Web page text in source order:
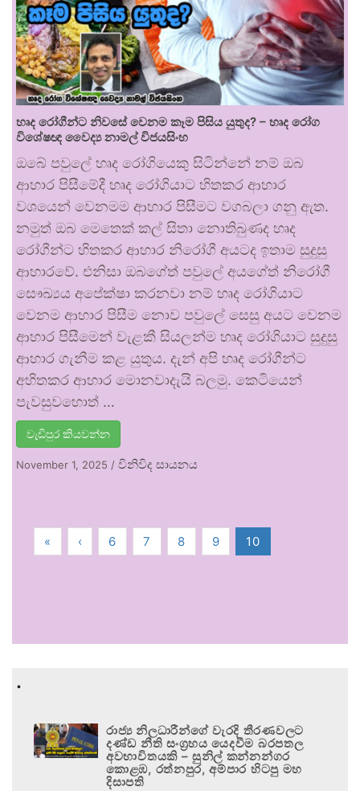
හෘද රෝගීන්ට නිවසේ වෙනම කෑම පිසිය යුතුද? – හෘද රෝග
විශේෂඥ වෛද්‍ය නාමල් විජයසිංහ
ඔබේ පවුලේ හෘද රෝගියෙකු සිටින්නේ නම් ඔබ
ආහාර පිසීමේදී හෘද රෝගියාට හිතකර ආහාර
වශයෙන් වෙනමම ආහාර පිසීමට වගබලා ගනු ඇත.
නමුත් ඔබ මෙතෙක් කල් සිතා නොතිබුණද හෘද
රෝගීන්ට හිතකර ආහාර නිරෝගී අයටද ඉතාම සුදුසු
ආහාරවේ. එනිසා ඔබගේත් පවුලේ අයගේත් නිරෝගී
සෞඛ්‍යය අපේක්ෂා කරනවා නම් හෘද රෝගියාට
වෙනම ආහාර පිසීම නොව පවුලේ සෙසු අයට වෙනම
ආහාර පිසීමෙන් වැළකී සියලන්ම හෘද රෝගියාට සුදුසු
ආහාර ගැනීම කළ යුතුය. දැන් අපි හෘද රෝගීන්ට
අහිතකර ආහාර මොනවාදැයි බලමු. කෙටියෙන්
පැවසුවහොත් …
වැඩිපුර කියවන්න
November 1, 2025 / විනිවිද සායනය
« ‹ 6 7 8 9 10
.
රාජ්‍ය නිලධාරීන්ගේ වැරදි තීරණවලට
දණ්ඩ නීති සංග්‍රහය යෙදවීම බරපතල
අවභාවිතයකි – සුනිල් කන්නන්ගර
කොළඹ, රත්නපුර, අම්පාර හිටපු මහ
දිසාපති